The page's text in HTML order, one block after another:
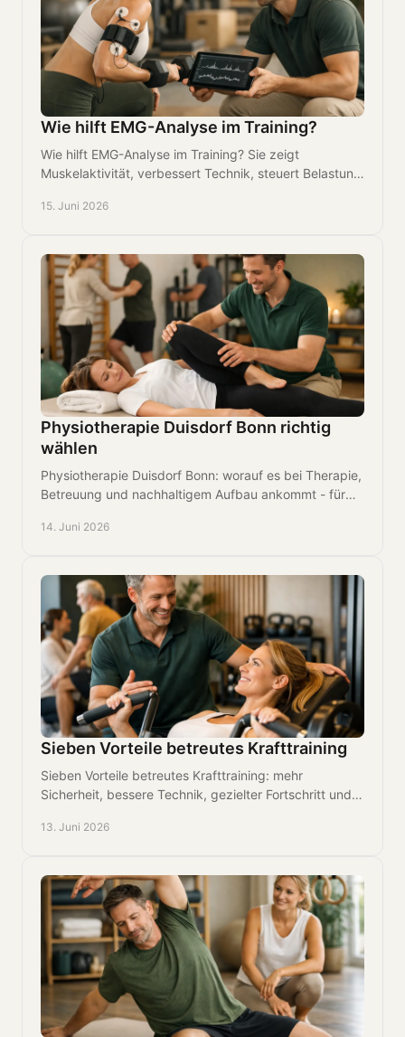
Wie hilft EMG-Analyse im Training?
Wie hilft EMG-Analyse im Training? Sie zeigt
Muskelaktivität, verbessert Technik, steuert Belastung
15. Juni 2026
Physiotherapie Duisdorf Bonn richtig
wählen
Physiotherapie Duisdorf Bonn: worauf es bei Therapie,
Betreuung und nachhaltigem Aufbau ankommt - für
14. Juni 2026
Sieben Vorteile betreutes Krafttraining
Sieben Vorteile betreutes Krafttraining: mehr
Sicherheit, bessere Technik, gezielter Fortschritt und
13. Juni 2026